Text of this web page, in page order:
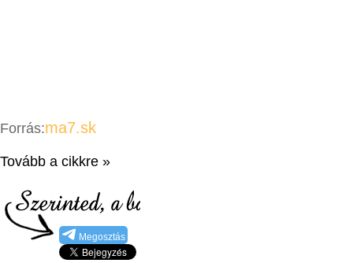
Forrás:ma7.sk
Tovább a cikkre »
Megosztás